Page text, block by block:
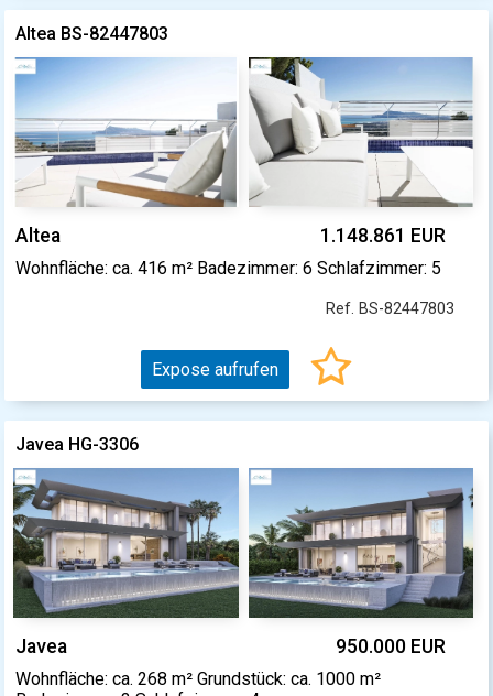
Altea BS-82447803
Altea 1.148.861 EUR
Wohnfläche: ca. 416 m² Badezimmer: 6 Schlafzimmer: 5
Ref. BS-82447803
Expose aufrufen
Javea HG-3306
Javea 950.000 EUR
Wohnfläche: ca. 268 m² Grundstück: ca. 1000 m²